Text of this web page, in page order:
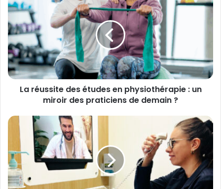
réussite
des
études
en
physiothérapie
:
un
miroir
demain
La réussite des études en physiothérapie : un
miroir des praticiens de demain ?
La
téléexpertise
dermatologique
Tessan
arrive
en
pharmacie.